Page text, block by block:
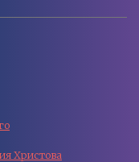
Христова